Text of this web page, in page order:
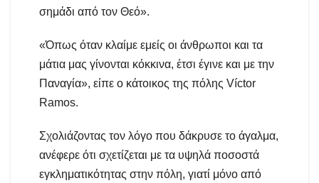
σημάδι από τον Θεό».
«Όπως όταν κλαίμε εμείς οι άνθρωποι και τα
μάτια μας γίνονται κόκκινα, έτσι έγινε και με την
Παναγία», είπε ο κάτοικος της πόλης Víctor
Ramos.
Σχολιάζοντας τον λόγο που δάκρυσε το άγαλμα,
ανέφερε ότι σχετίζεται με τα υψηλά ποσοστά
εγκληματικότητας στην πόλη, γιατί μόνο από